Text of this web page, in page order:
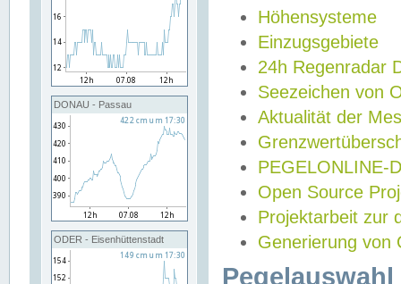
DONAU - Passau
ODER - Eisenhüttenstadt
Höhensysteme
Einzugsgebiete
24h Regenradar
Seezeichen von
Aktualität der
PEGELONLINE-
Open Source
Projektarbeit zur
Generierung von